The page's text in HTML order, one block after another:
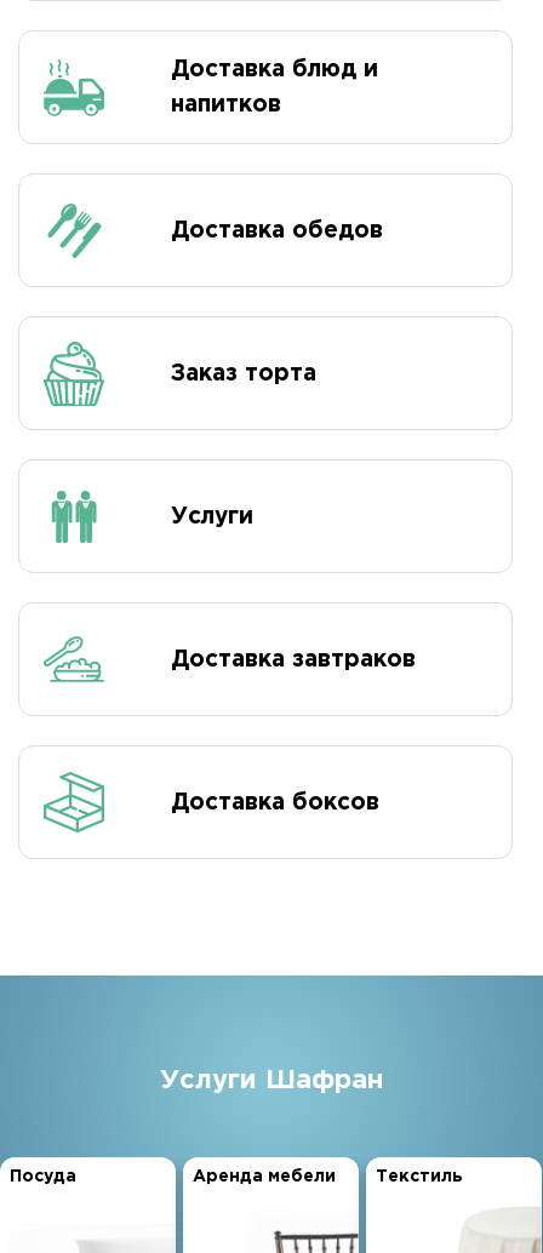
Доставка блюд и
напитков
Доставка обедов
Заказ торта
Услуги
Доставка завтраков
Доставка боксов
Услуги Шафран
Посуда Аренда мебели Текстиль